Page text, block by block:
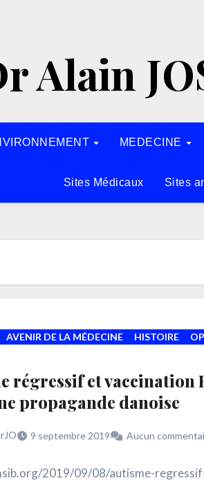
Alain
MEDECINE
Sites Médicaux Sites
AVENIR DE LA MÉDECINE HISTOIRE
régressif et vaccination
propagande danoise
9 septembre 2019 Aucun
2019/09/08/autisme-